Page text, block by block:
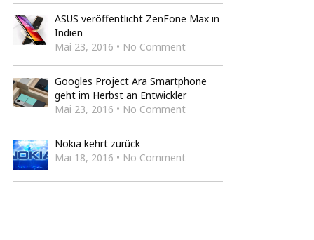
ASUS veröffentlicht ZenFone Max in
Indien
Mai 23, 2016 • No Comment
Googles Project Ara Smartphone
geht im Herbst an Entwickler
Mai 23, 2016 • No Comment
Nokia kehrt zurück
Mai 18, 2016 • No Comment